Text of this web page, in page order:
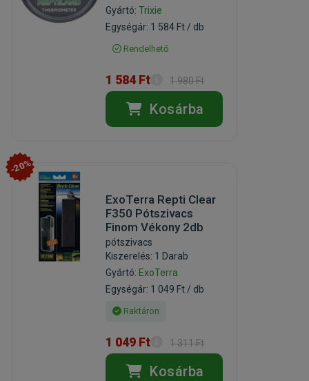
Gyártó:Trixie
Egységár: 1 584 Ft / db
Rendelhető
1 584 Ft 1 980 Ft
Kosárba
-20%
ExoTerra Repti Clear
F350 Pótszivacs
Finom Vékony 2db
pótszivacs
Kiszerelés: 1 Darab
Gyártó: ExoTerra
Egységár: 1 049 Ft / db
Raktáron
1 049 Ft 1 311 Ft
Kosárba